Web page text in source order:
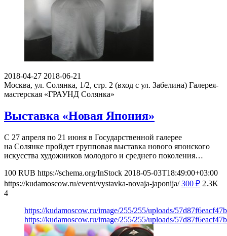
2018-04-27 2018-06-21
Москва, ул. Солянка, 1/2, стр. 2 (вход с ул. Забелина) Галерея-
мастерская «ГРАУНД Солянка»
Выставка «Новая Япония»
С 27 апреля по 21 июня в Государственной галерее
на Солянке пройдет групповая выставка нового японского
искусства художников молодого и среднего поколения…
100 RUB https://schema.org/InStock 2018-05-03T18:49:00+03:00
https://kudamoscow.ru/event/vystavka-novaja-japonija/ 300 ₽ 2.3K
4
https://kudamoscow.ru/image/255/255/uploads/
https://kudamoscow.ru/image/255/255/uploads/